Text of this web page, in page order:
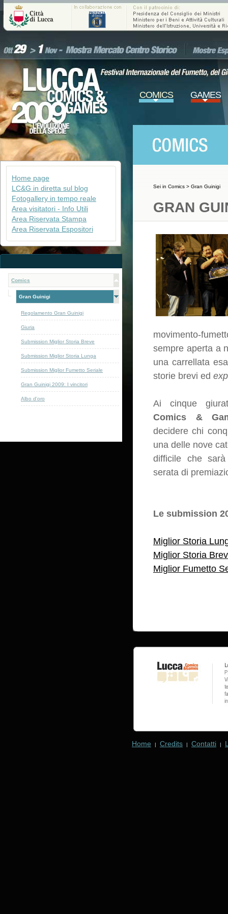
COMICS GAMES
Home page
LC&G in diretta sul blog
Fotogallery in tempo reale
Area visitatori - Info Utili
Area Riservata Stampa
Area Riservata Espositori
Comics
Gran Guinigi
Regolamento Gran Guinigi
Giuria
Submission Miglior Storia Breve
Submission Miglior Storia Lunga
Submission Miglior Fumetto Seriale
Gran Guinigi 2009: I vincitori
Albo d'oro
Sei in Comics > Gran Guinigi
GRAN
movimento-
sempre aperta a
una carrellata
storie brevi ed
Ai cinque
Comics &
decidere chi
una delle nove
difficile che
serata di
Le submission
Miglior Storia
Miglior Storia
Miglior Fumetto
Home | Credits | Contatti |